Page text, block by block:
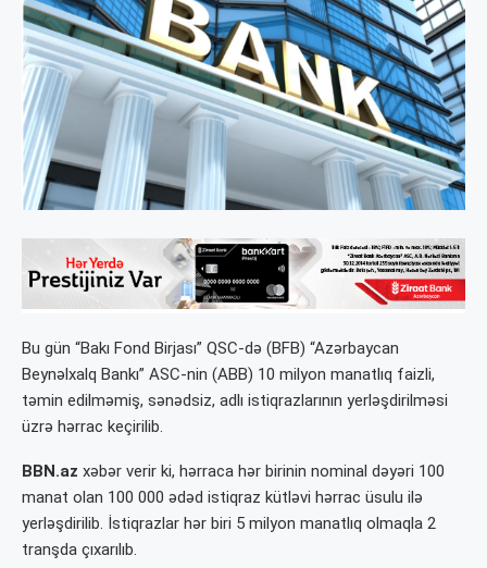
Bu gün “Bakı Fond Birjası” QSC-də (BFB) “Azərbaycan
Beynəlxalq Bankı” ASC-nin (ABB) 10 milyon manatlıq faizli,
təmin edilməmiş, sənədsiz, adlı istiqrazlarının yerləşdirilməsi
üzrə hərrac keçirilib.
BBN.az xəbər verir ki, hərraca hər birinin nominal dəyəri 100
manat olan 100 000 ədəd istiqraz kütləvi hərrac üsulu ilə
yerləşdirilib. İstiqrazlar hər biri 5 milyon manatlıq olmaqla 2
tranşda çıxarılıb.